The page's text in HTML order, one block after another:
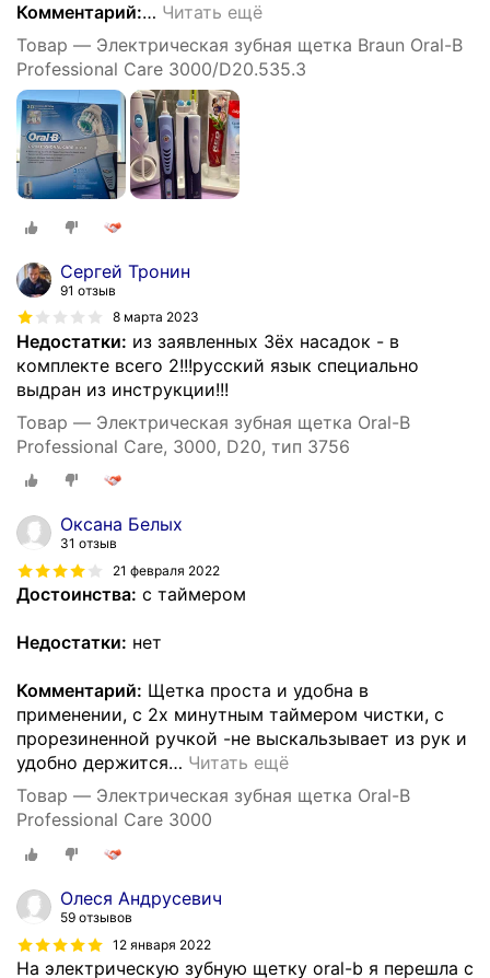
Комментарий:… Читать ещё
Товар — Электрическая зубная щетка Braun Oral-B
Professional Care 3000/D20.535.3
Сергей Тронин
91 отзыв
8 марта 2023
Недостатки: из заявленных 3ёх насадок - в
комплекте всего 2!!!русский язык специально
выдран из инструкции!!!
Товар — Электрическая зубная щетка Oral-B
Professional Care, 3000, D20, тип 3756
Оксана Белых
31 отзыв
21 февраля 2022
Достоинства: с таймером
Недостатки: нет
Комментарий: Щетка проста и удобна в
применении, с 2х минутным таймером чистки, с
прорезиненной ручкой -не выскальзывает из рук и
удобно держится… Читать ещё
Товар — Электрическая зубная щетка Oral-B
Professional Care 3000
Олеся Андрусевич
59 отзывов
12 января 2022
На электрическую зубную щетку oral-b я перешла с